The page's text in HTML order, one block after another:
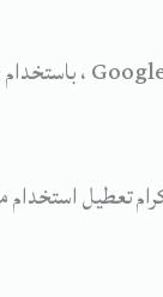
تعطيل